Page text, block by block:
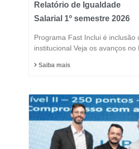
Relatório de Igualdade
Salarial 1º semestre 2026
Programa Fast Inclui é inclusão
institucional Veja os avanços no
Saiba mais